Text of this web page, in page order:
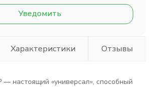
Уведомить
Характеристики Отзывы
— настоящий «универсал», способный